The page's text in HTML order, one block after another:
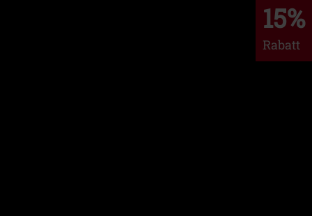
15%
Rabatt